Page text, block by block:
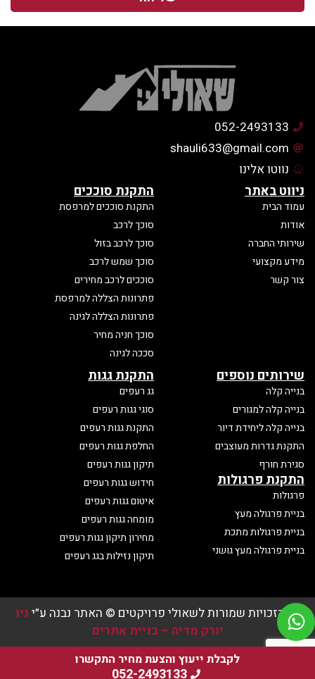
052-2493133
shauli633@gmail.com
נווטו אלינו
ניווט באתר
עמוד הבית
אודות
שירותי החברה
מידע מקצועי
צור קשר
התקנת סוככים
התקנת סוככים למרפסת
סוכך לרכב
סוכך לרכב בזול
סוכך שמש לרכב
סוככים לרכב מחירים
פתרונות הצללה למרפסת
פתרונות הצללה לגינה
סוכך חניה מחיר
סככה לגינה
שירותים נוספים
בנייה קלה
בנייה קלה למגורים
בנייה קלה ליחידת דיור
התקנת גדרות מעוצבים
סגירת חורף
התקנת פרגולות
פרגולות
בניית פרגולה מעץ
בניית פרגולות מתכת
בניית פרגולה מעץ גושני
התקנת גגות
גג רעפים
סוגי גגות רעפים
התקנת גגות רעפים
החלפת גגות רעפים
תיקון גגות רעפים
חידוש גגות רעפים
איטום גגות רעפים
מומחה גגות רעפים
מחירון תיקון גגות רעפים
תיקון נזילות בגג רעפים
כל הזכויות שמורות לשאולי פרויקטים © האתר נבנה ע״י ניו
יורק מדיה –בניית אתרים
לקבלת ייעוץ והצעת מחיר התקשרו
052-2493133